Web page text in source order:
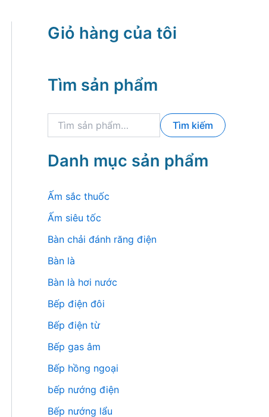
Giỏ hàng của tôi
Tìm sản phẩm
k
m
:
Tìm kiếm
Danh mục sản phẩm
Ấm sắc thuốc
Ấm siêu tốc
Bàn chải đánh răng điện
Bàn là
Bàn là hơi nước
Bếp điện đôi
Bếp điện từ
Bếp gas âm
Bếp hồng ngoại
bếp nướng điện
Bếp nướng lẩu